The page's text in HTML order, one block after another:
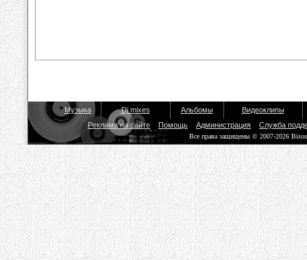
Музыка Dj mixes Альбомы
Видеоклипы
Реклама на сайте
Помощь Администрация Служба
Все права защищены © 2007-2026